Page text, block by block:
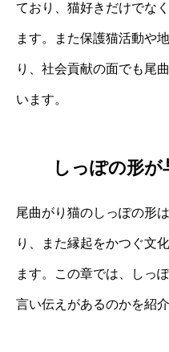
ており、猫好きだけでな
ます。また保護猫活動や
り、社会貢献の面でも尾
います。
しっぽの形が
尾曲がり猫のしっぽの形
り、また縁起をかつぐ文
ます。この章では、しっ
言い伝えがあるのかを紹介